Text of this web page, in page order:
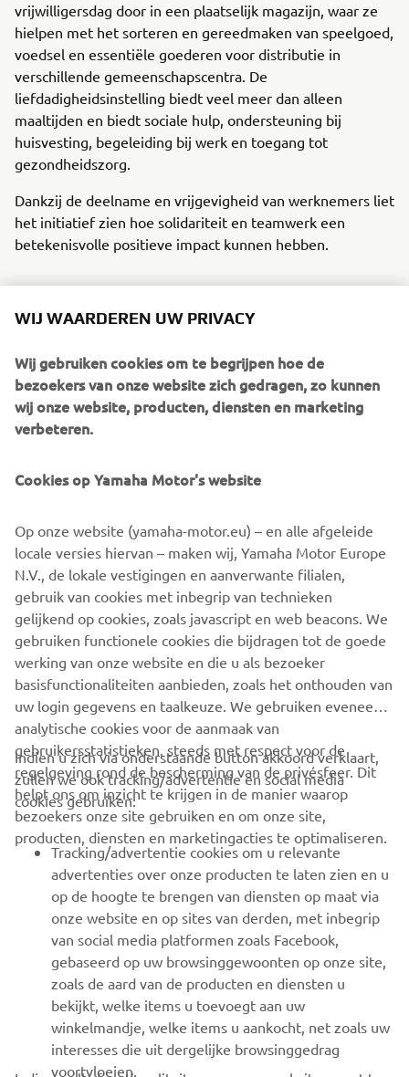
vrijwilligersdag door in een plaatselijk magazijn, waar ze
hielpen met het sorteren en gereedmaken van speelgoed,
voedsel en essentiële goederen voor distributie in
verschillende gemeenschapscentra. De
liefdadigheidsinstelling biedt veel meer dan alleen
maaltijden en biedt sociale hulp, ondersteuning bij
huisvesting, begeleiding bij werk en toegang tot
gezondheidszorg.
Dankzij de deelname en vrijgevigheid van werknemers liet
het initiatief zien hoe solidariteit en teamwerk een
betekenisvolle positieve impact kunnen hebben.
VERDER LEZEN
Maatschappelijk verantwoord ondernemen bevorderen
Ontdek meer
CORPORATE
BUSINESS
MEER YAMAHA
SUPPORT
NIEUWSBRIEF
Wees de eerste die meer te weten komt over de nieuwste deals,
speciale evenementen, nieuwe producten en nog veel meer
WIJ WAARDEREN UW PRIVACY
Wij gebruiken cookies om te begrijpen hoe de
bezoekers van onze website zich gedragen, zo kunnen
wij onze website, producten, diensten en marketing
verbeteren.
Cookies op Yamaha Motor's website
Op onze website (yamaha-motor.eu) – en alle afgeleide
locale versies hiervan – maken wij, Yamaha Motor Europe
N.V., de lokale vestigingen en aanverwante filialen,
gebruik van cookies met inbegrip van technieken
gelijkend op cookies, zoals javascript en web beacons. We
gebruiken functionele cookies die bijdragen tot de goede
werking van onze website en die u als bezoeker
basisfunctionaliteiten aanbieden, zoals het onthouden van
uw login gegevens en taalkeuze. We gebruiken eveneens
analytische cookies voor de aanmaak van
gebruikersstatistieken, steeds met respect voor de
regelgeving rond de bescherming van de privésfeer. Dit
helpt ons om inzicht te krijgen in de manier waarop
bezoekers onze site gebruiken en om onze site,
producten, diensten en marketingacties te optimaliseren.
Indien u zich via onderstaande button akkoord verklaart,
zullen we ook tracking/advertentie en social media
cookies gebruiken:
Tracking/advertentie cookies om u relevante
advertenties over onze producten te laten zien en u
op de hoogte te brengen van diensten op maat via
onze website en op sites van derden, met inbegrip
van social media platformen zoals Facebook,
gebaseerd op uw browsinggewoonten op onze site,
zoals de aard van de producten en diensten u
bekijkt, welke items u toevoegt aan uw
winkelmandje, welke items u aankocht, net zoals uw
interesses die uit dergelijke browsinggedrag
voortvloeien.
Indien u alle functionaliteiten van onze website wenst te